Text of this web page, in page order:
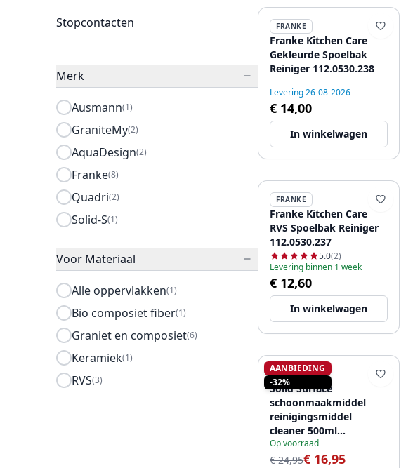
Stopcontacten
Merk
Ausmann(1)
GraniteMy(2)
AquaDesign(2)
Franke(8)
Quadri(2)
Solid-S(1)
Voor Materiaal
Alle oppervlakken(1)
Bio composiet fiber(1)
Graniet en composiet(6)
Keramiek(1)
RVS(3)
FRANKE
Franke Kitchen Care
Gekleurde Spoelbak
Reiniger 112.0530.238
Levering 26-08-2026
€ 14,00
In winkelwagen
FRANKE
Franke Kitchen Care
RVS Spoelbak Reiniger
112.0530.237
5.0(2)
Levering binnen 1 week
€ 12,60
In winkelwagen
AANBIEDING
-32%
SOLID-S
Solid Surface
schoonmaakmiddel
reinigingsmiddel
cleaner 500ml
1208855952
Op voorraad
€ 24,95€ 16,95